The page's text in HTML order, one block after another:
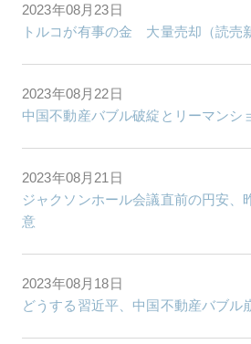
2023年08月23日
トルコが有事の金 大量売却（読売
2023年08月22日
中国不動産バブル破綻とリーマンシ
2023年08月21日
ジャクソンホール会議直前の円安、
意
2023年08月18日
どうする習近平、中国不動産バブル